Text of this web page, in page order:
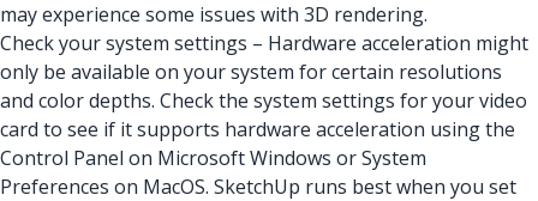
may experience some issues with 3D rendering.
Check your system settings – Hardware acceleration might
only be available on your system for certain resolutions
and color depths. Check the system settings for your video
card to see if it supports hardware acceleration using the
Control Panel on Microsoft Windows or System
Preferences on MacOS. SketchUp runs best when you set